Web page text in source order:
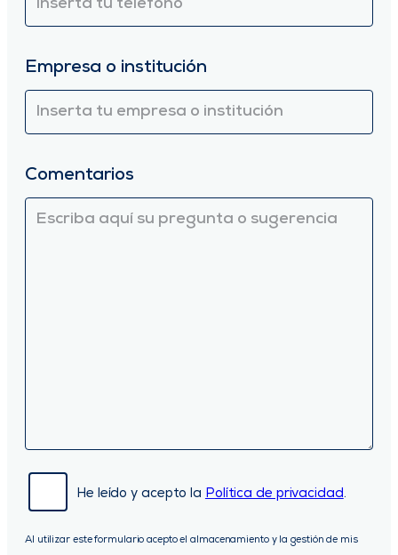
Empresa o institución
Comentarios
He leído y acepto la Política de privacidad.
Al utilizar este formulario acepto el almacenamiento y la gestión de mis